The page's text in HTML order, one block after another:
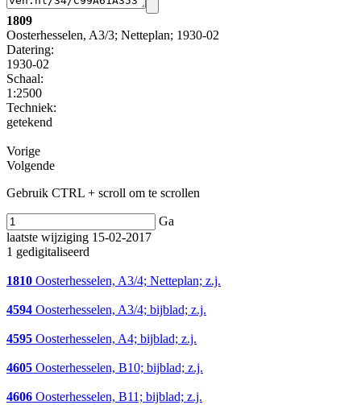
1809
Oosterhesselen, A3/3; Netteplan; 1930-02
Datering:
1930-02
Schaal:
1:2500
Techniek:
getekend
Vorige
Volgende
Gebruik CTRL + scroll om te scrollen
Ga
laatste wijziging 15-02-2017
1 gedigitaliseerd
1810 Oosterhesselen, A3/4; Netteplan; z.j.
4594 Oosterhesselen, A3/4; bijblad; z.j.
4595 Oosterhesselen, A4; bijblad; z.j.
4605 Oosterhesselen, B10; bijblad; z.j.
4606 Oosterhesselen, B11; bijblad; z.j.